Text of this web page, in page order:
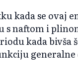
kada se ovaj
s naftom i
kada bivša